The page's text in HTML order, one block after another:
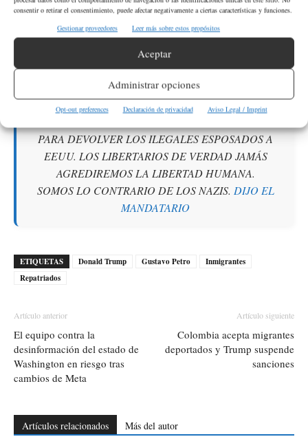
consentir o retirar el consentimiento, puede afectar negativamente a ciertas características y funciones.
Gestionar proveedores
Leer más sobre estos propósitos
Aceptar
Administrar opciones
Opt-out preferences Declaración de privacidad Aviso Legal / Imprint
DESEEN PUEDEN ESTAR EN COLOMBIA, YO
CREO EN LA LIBERTAD HUMANA.
PERO ESTÁN IRREGULARES MÁS DE 15.666 Y POR
LAS LEYES COLOMBIANAS DEBEN REGULARIZAR
SU ESTADÍA.
NO ME VERÁN JAMÁS QUEMANDO UNA
PARA DEVOLVER LOS ILEGALES ESPOSADOS A
EEUU. LOS LIBERTARIOS DE VERDAD JAMÁS
AGREDIREMOS LA LIBERTAD HUMANA.
SOMOS LO CONTRARIO DE LOS NAZIS. DIJO EL
MANDATARIO
ETIQUETAS Donald Trump Gustavo Petro
Inmigrantes
Repatriados
Artículo anterior
El equipo contra la
desinformación del estado de
Washington en riesgo tras
cambios de Meta
Artículo siguiente
Colombia acepta migrantes
deportados y Trump suspende
sanciones
Artículos relacionados Más del autor